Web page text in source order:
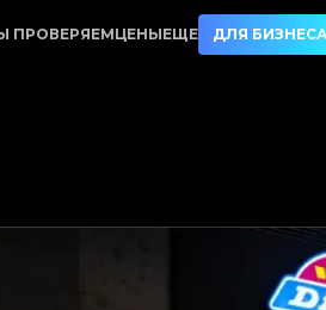
роскоши | No.1 Best
ПРОВЕРЯЕМЦЕНЫЕЩЕ ДЛЯ